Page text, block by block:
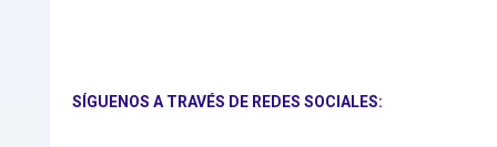
SÍGUENOS A TRAVÉS DE REDES SOCIALES: